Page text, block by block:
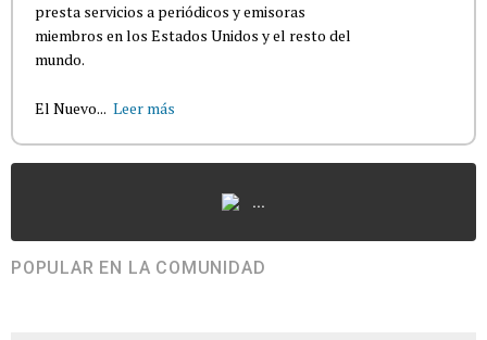
presta servicios a periódicos y emisoras
miembros en los Estados Unidos y el resto del
mundo.
El Nuevo... Leer más
...
POPULAR EN LA COMUNIDAD